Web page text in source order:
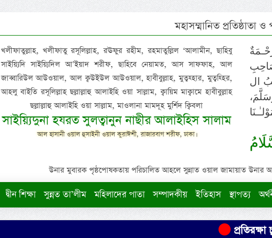
মহাসম্মানিত প্রতিষ্ঠাতা
খলীফাতুল্লাহ, খলীফাতু রসূলিল্লাহ, রঊফুর রহীম, রহমাতুল্লিল ‘আলামীন, ছাহিবু
সাইয়্যিদি সাইয়্যিদিল আ’ইয়াদ শরীফ, ছাহিবে নেয়ামত, আস সাফফাহ, আল
জাব্বারিউল আউওয়াল, আল ক্বউইউল আউওয়াল, হাবীবুল্লাহ, মুত্বহ্হার, মুত্বহ্হির,
আহলু বাইতি রসূলিল্লাহ ছল্লাল্লাহু আলাইহি ওয়া সাল্লাম, ক্বায়িম মাক্বামে হাবীবুল্লাহ
ছল্লাল্লাহু আলাইহি ওয়া সাল্লাম, মাওলানা মামদূহ মুর্শিদ ক্বিবলা
সাইয়্যিদুনা হযরত সুলত্বানুন নাছীর আলাইহিস সালাম
আল হাসানী ওয়াল হুসাইনী ওয়াল কুরাঈশী, রাজারবাগ শরীফ, ঢাকা।
ال
উনার মুবারক পৃষ্ঠপোষকতায় পরিচালিত আহলে সুন্নাত ওয়াল জামায়াত উনার
দ্বীন শিক্ষা সুন্নত তা’লীম মহিলাদের পাতা সম্পাদকীয় ইতিহাস স্থাপত্য
প্রতিরক্ষা চুক্তিতে